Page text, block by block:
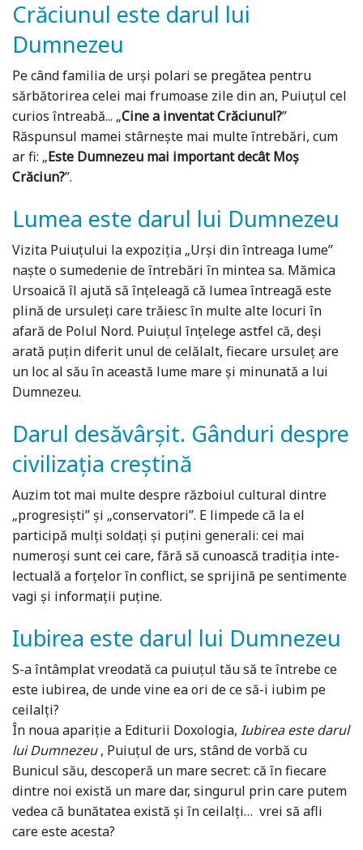
Crăciunul este darul lui
Dumnezeu
Pe când familia de urşi polari se pregătea pentru
sărbătorirea celei mai frumoase zile din an, Puiuţul cel
curios întreabă... „Cine a inventat Crăciunul?”
Răspunsul mamei stârneşte mai multe întrebări, cum
ar fi: „Este Dumnezeu mai important decât Moș
Crăciun?”.
Lumea este darul lui Dumnezeu
Vizita Puiuţului la expoziţia „Urşi din întreaga lume”
naşte o sumedenie de întrebări în mintea sa. Mămica
Ursoaică îl ajută să înţeleagă că lumea întreagă este
plină de ursuleţi care trăiesc în multe alte locuri în
afară de Polul Nord. Puiuţul înţelege astfel că, deşi
arată puțin diferit unul de celălalt, fiecare ursuleţ are
un loc al său în această lume mare şi minunată a lui
Dumnezeu.
Darul desăvârșit. Gânduri despre
civilizația creștină
Auzim tot mai multe despre războiul cultural dintre
„progresiști” și „conservatori”. E limpede că la el
participă mulți soldați și puțini generali: cei mai
numeroși sunt cei care, fără să cunoască tradiția inte­
lectuală a forțelor în conflict, se sprijină pe sentimente
vagi și informații puține.
Iubirea este darul lui Dumnezeu
S-a întâmplat vreodată ca puiuțul tău să te întrebe ce
este iubirea, de unde vine ea ori de ce să-i iubim pe
ceilalți?
În noua apariție a Editurii Doxologia, Iubirea este darul
lui Dumnezeu, Puiuțul de urs, stând de vorbă cu
Bunicul său, descoperă un mare secret: că în fiecare
dintre noi există un mare dar, singurul prin care putem
vedea că bunătatea există și în ceilalți… vrei să afli
care este acesta?